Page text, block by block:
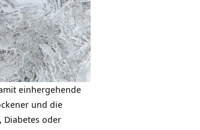
einhergehende
und die
Diabetes oder